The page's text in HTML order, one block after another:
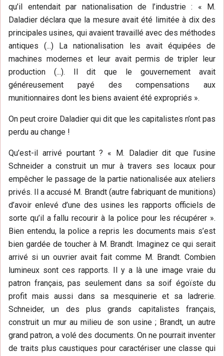
qu’il entendait par nationalisation de l’industrie : « M.
Daladier déclara que la mesure avait été limitée à dix des
principales usines, qui avaient travaillé avec des méthodes
antiques (...) La nationalisation les avait équipées de
machines modernes et leur avait permis de tripler leur
production (...). Il dit que le gouvernement avait
généreusement payé des compensations aux
munitionnaires dont les biens avaient été expropriés ».
On peut croire Daladier qui dit que les capitalistes n’ont pas
perdu au change !
Qu’est-il arrivé pourtant ? « M. Daladier dit que l’usine
Schneider a construit un mur à travers ses locaux pour
empêcher le passage de la partie nationalisée aux ateliers
privés. Il a accusé M. Brandt (autre fabriquant de munitions)
d’avoir enlevé d’une des usines les rapports officiels de
sorte qu’il a fallu recourir à la police pour les récupérer ».
Bien entendu, la police a repris les documents mais s’est
bien gardée de toucher à M. Brandt. Imaginez ce qui serait
arrivé si un ouvrier avait fait comme M. Brandt. Combien
lumineux sont ces rapports. Il y a là une image vraie du
patron français, pas seulement dans sa soif égoïste du
profit mais aussi dans sa mesquinerie et sa ladrerie.
Schneider, un des plus grands capitalistes français,
construit un mur au milieu de son usine ; Brandt, un autre
grand patron, a volé des documents. On ne pourrait inventer
de traits plus caustiques pour caractériser une classe qui